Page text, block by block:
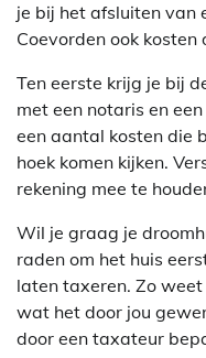
je bij het afsluiten van
Coevorden ook
Ten eerste krijg je bij
met een notaris en
een aantal kosten die
hoek komen kijken.
rekening mee te
Wil je graag je
raden om het huis
laten taxeren. Zo
wat het door jou
door een taxateur